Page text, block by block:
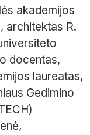
akademijos
architektas R.
docentas,
laureatas,
Gedimino